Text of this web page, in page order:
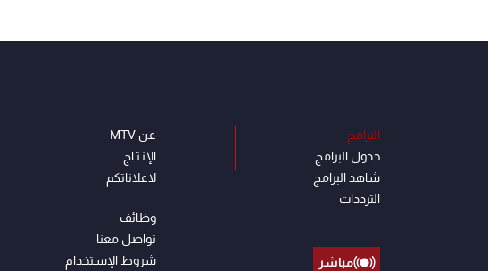
البرامج
جدول البرامج
شاهد البرامج
الترددات
مباشر
عن MTV
الإنـتـاج
لاعلاناتكم
وظائف
تواصل معنا
شروط الإسـتخدام